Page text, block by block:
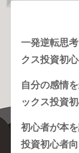
一発逆転思
クス投資初心
自分の感情
ックス投資
初心者が本
投資初心者向